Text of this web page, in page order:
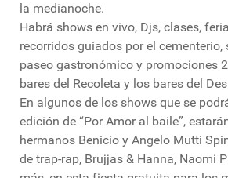
la medianoche.
Habrá shows en vivo, Djs, clases,
recorridos guiados por el cementerio,
paseo gastronómico y promociones
bares del Recoleta y los bares del
En algunos de los shows que se
edición de “Por Amor al baile”,
hermanos Benicio y Angelo Mutti
de trap-rap, Brujjas & Hanna, Naomi